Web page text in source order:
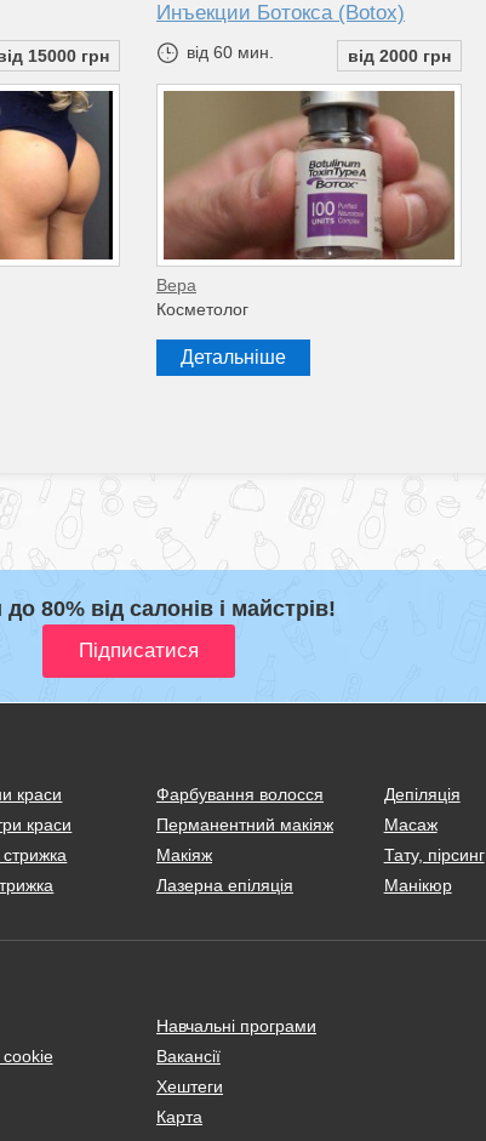
15000 грн
Инъекции Ботокса (Botox)
від 60 мин. від 2000 грн
Вера
Косметолог
Детальніше
80% від салонів і майстрів!
краси
краси
Фарбування волосся
Перманентний макіяж
Макіяж
Лазерна епіляція
Депіляція
Масаж
Тату, пірсинг
Манікюр
cookie
Навчальні програми
Вакансії
Хештеги
Карта